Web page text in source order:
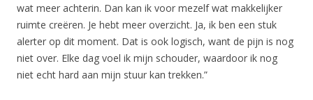
wat meer achterin. Dan kan ik voor mezelf wat makkelijker
ruimte creëren. Je hebt meer overzicht. Ja, ik ben een stuk
alerter op dit moment. Dat is ook logisch, want de pijn is nog
niet over. Elke dag voel ik mijn schouder, waardoor ik nog
niet echt hard aan mijn stuur kan trekken.”